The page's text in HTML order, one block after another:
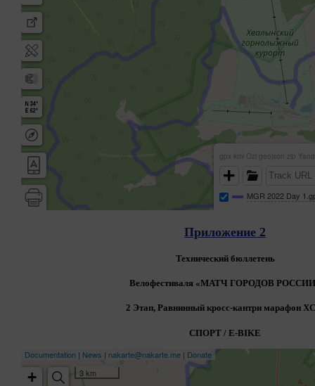
Приложение 2
Технический бюллетень
Велофестиваля «МАТЧ ГОРОДОВ
2 Этап, Равнинный кросс-кантри марафон
СПОРТ / E-BIKE